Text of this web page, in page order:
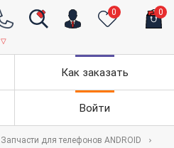
0 0
▽
Как заказать
Войти
Запчасти для телефонов ANDROID